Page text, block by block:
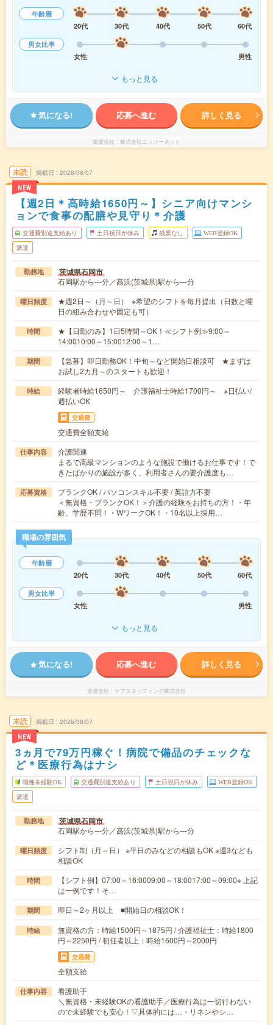
年齢層
20代
30代 40代 50代
60代
男女比率
女性
男性
もっと見る
気になる! 応募へ進む 詳しく見る
派遣会社 株式会社ニッソーネット
未読
NEW
掲載日 2026/08/07
【週2日＊高時給1650円～】シニア向けマンシ
ョンで食事の配膳や見守り＊介護
交通費別途支給あり 土日祝日が休み 残業なし WEB登録OK
派遣
勤務地 茨城県石岡市
石岡駅から---分／高浜(茨城県)駅から---分
曜日頻度
★週2日～（月～日） ※希望のシフトを毎月提出（日数と曜
日の組み合わせや固定も可）
時間
★【日勤のみ】1日5時間～OK！≪シフト例≫9:00～
14:0010:00～15:0012:00～1…
期間
【急募】即日勤務OK！中旬～など開始日相談可 ★まずは
お試し2カ月～のスタートも歓迎！
時給
経験者時給1650円～ 介護福祉士時給1700円～ ※日払い/
週払いOK
交通費
交通費全額支給
仕事内容
介護関連
まるで高級マンションのような施設で働けるお仕事です！で
きたばかりの施設が多く、利用者さんの要介護度も…
応募資格
ブランクOK / パソコンスキル不要 / 英語力不要
＜無資格・ブランクOK！＞介護の経験をお持ちの方！・年
齢、学歴不問！・WワークOK！・10名以上採用…
職場の雰囲気
年齢層
20代
30代 40代 50代
60代
男女比率
女性
男性
もっと見る
気になる! 応募へ進む 詳しく見る
派遣会社 ケアスタッフィング株式会社
未読
NEW
掲載日 2026/08/07
3ヵ月で79万円稼ぐ！病院で備品のチェックな
ど＊医療行為はナシ
職種未経験OK 交通費別途支給あり 土日祝日が休み WEB登録OK
派遣
勤務地 茨城県石岡市
石岡駅から---分／高浜(茨城県)駅から---分
曜日頻度
シフト制（月～日） ※平日のみなどの相談もOK ※週3なども
相談OK
時間
【シフト例】07:00～16:0009:00～18:0017:00～09:00※ 上記
は一例です！そ…
期間 即日～2ヶ月以上 ■開始日の相談OK！
時給
無資格の方：時給1500円～1875円 / 介護福祉士：時給1800
円～2250円 / 初任者以上：時給1600円～2000円
交通費
全額支給
仕事内容
看護助手
＼無資格・未経験OKの看護助手／医療行為は一切行わない
ので未経験でも安心！▽具体的には…・リネンやシ…